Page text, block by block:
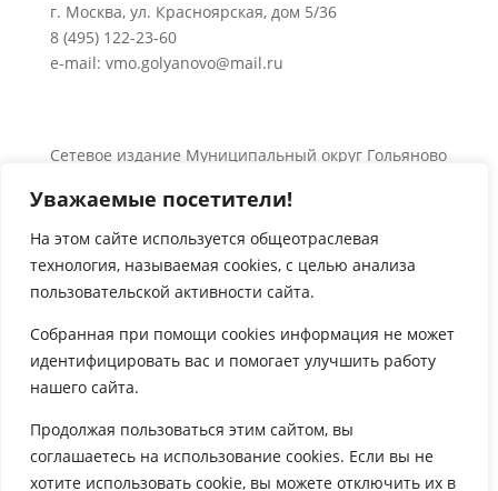
Уважаемые посетители!
На этом сайте используется общеотраслевая
технология, называемая cookies, с целью анализа
пользовательской активности сайта.
Собранная при помощи cookies информация не может
идентифицировать вас и помогает улучшить работу
нашего сайта.
Продолжая пользоваться этим сайтом, вы
соглашаетесь на использование cookies. Если вы не
хотите использовать cookie, вы можете отключить их в
г. Москва, ул. Красноярская, дом 5/36
8 (495) 122-23-60
e-mail: vmo.golyanovo@mail.ru
Сетевое издание Муниципальный округ Гольяново
Об использовании информации сайта.
© 2024 Все права защищены.
